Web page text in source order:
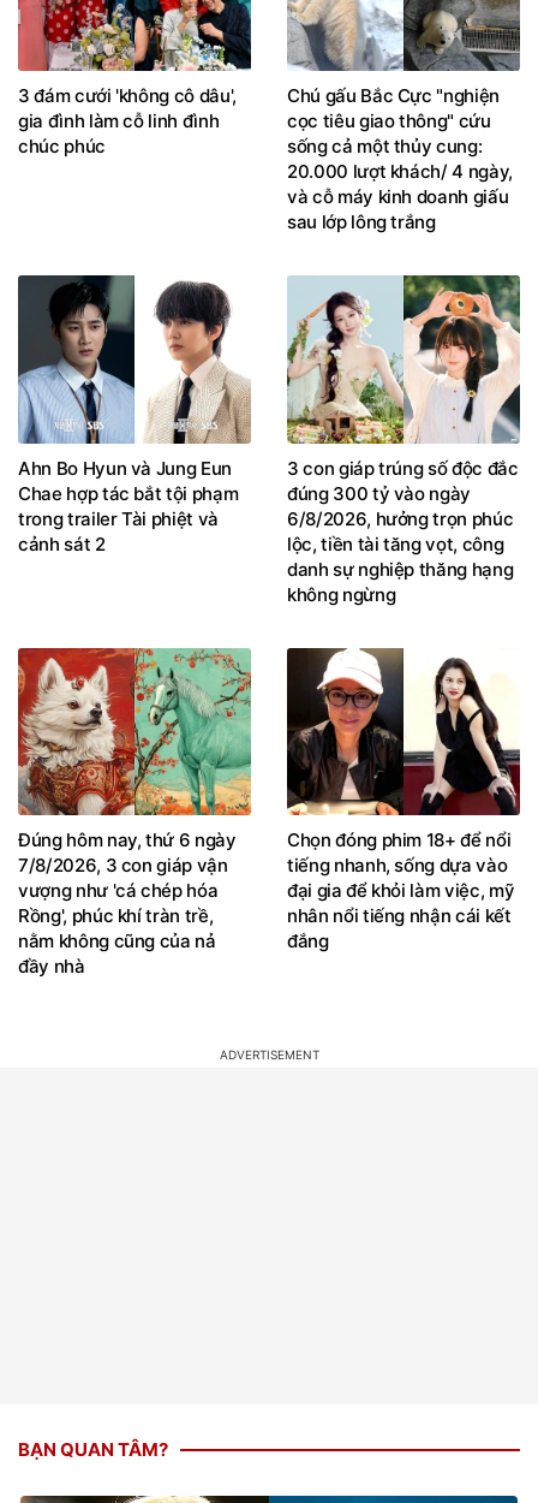
3 đám cưới 'không cô dâu',
gia đình làm cỗ linh đình
chúc phúc
Chú gấu Bắc Cực "nghiện
cọc tiêu giao thông" cứu
sống cả một thủy cung:
20.000 lượt khách/ 4 ngày,
và cỗ máy kinh doanh giấu
sau lớp lông trắng
Ahn Bo Hyun và Jung Eun
Chae hợp tác bắt tội phạm
trong trailer Tài phiệt và
cảnh sát 2
3 con giáp trúng số độc đắc
đúng 300 tỷ vào ngày
6/8/2026, hưởng trọn phúc
lộc, tiền tài tăng vọt, công
danh sự nghiệp thăng hạng
không ngừng
Đúng hôm nay, thứ 6 ngày
7/8/2026, 3 con giáp vận
vượng như 'cá chép hóa
Rồng', phúc khí tràn trề,
nằm không cũng của nả
đầy nhà
Chọn đóng phim 18+ để nổi
tiếng nhanh, sống dựa vào
đại gia để khỏi làm việc, mỹ
nhân nổi tiếng nhận cái kết
đắng
BẠN QUAN TÂM?